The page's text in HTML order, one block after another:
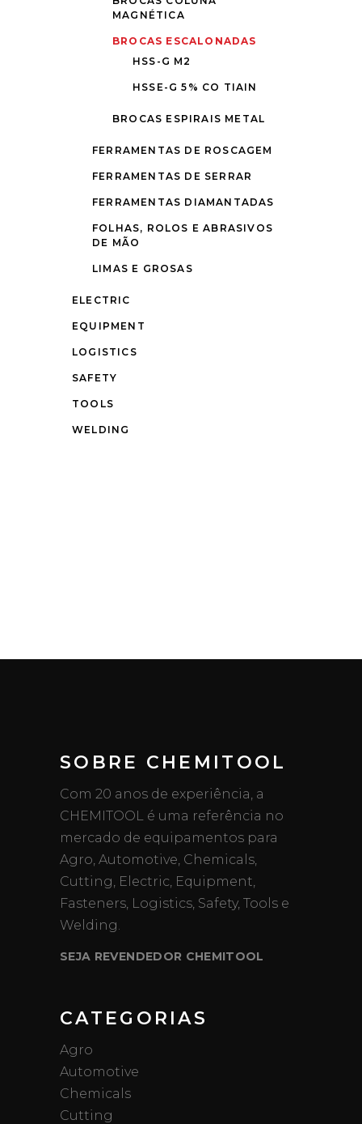
MAGNÉTICA
BROCAS ESCALONADAS
HSS-G M2
HSSE-G 5% CO TIAIN
BROCAS ESPIRAIS METAL
FERRAMENTAS DE ROSCAGEM
FERRAMENTAS DE SERRAR
FERRAMENTAS DIAMANTADAS
FOLHAS, ROLOS E ABRASIVOS
DE MÃO
LIMAS E GROSAS
ELECTRIC
EQUIPMENT
LOGISTICS
SAFETY
TOOLS
WELDING
SOBRE CHEMITOOL
Com 20 anos de experiência, a
CHEMITOOL é uma referência no
mercado de equipamentos para
Agro, Automotive, Chemicals,
Cutting, Electric, Equipment,
Fasteners, Logistics, Safety, Tools e
Welding.
SEJA REVENDEDOR CHEMITOOL
CATEGORIAS
Agro
Automotive
Chemicals
Cutting